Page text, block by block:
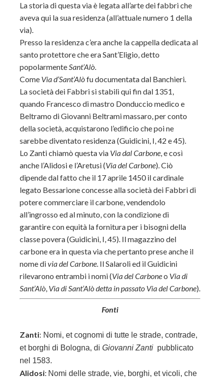
La storia di questa via è legata all’arte dei fabbri che
aveva qui la sua residenza (all’attuale numero 1 della
via).
Presso la residenza c’era anche la cappella dedicata al
santo protettore che era Sant’Eligio, detto
popolarmenteSant’Alò.
Come Via d’Sant’Alòfu documentata dal Banchieri.
La società dei Fabbri si stabilì qui fin dal 1351,
quando Francesco di mastro Donduccio medico e
Beltramo di Giovanni Beltrami massaro, per conto
della società,acquistarono l’edificio che poi ne
sarebbe diventato residenza(Guidicini, I, 42 e 45).
Lo Zanti chiamò questa via Via dal Carbone, e così
anche l’Alidosi e l’Aretusi (Via del Carbone). Ciò
dipende dal fatto che il 17 aprile 1450 il cardinale
legato Bessarione concesse alla società dei Fabbri di
potere commerciare il carbone, vendendolo
all’ingrosso ed al minuto, con la condizione di
garantire con equità la fornitura per i bisogni della
classe povera (Guidicini, I, 45). Il magazzino del
carbone era in questa via che pertanto prese anche il
nome divia del Carbone. Il Salaroli ed il Guidicini
rilevarono entrambi i nomi (Via del Carboneo Via di
Sant’Alò, Via di Sant’Alòdetta in passato Via del Carbone).
Fonti
Zanti: Nomi, et cognomi di tutte le strade, contrade,
et borghi di Bologna, di Giovanni Zanti pubblicato
nel 1583.
Alidosi: Nomi delle strade, vie, borghi, et vicoli, che